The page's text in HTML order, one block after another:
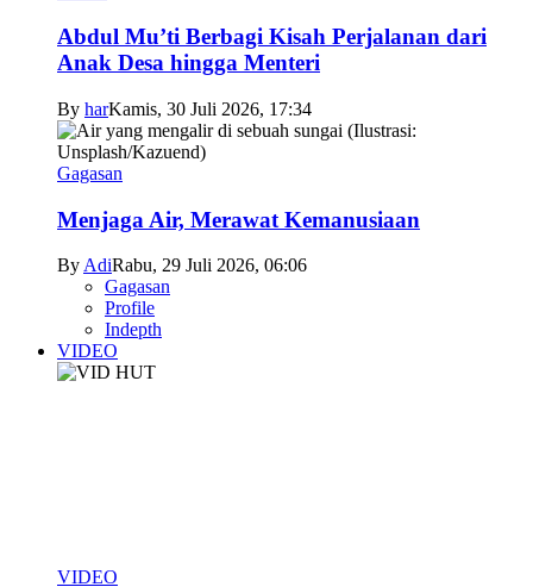
Abdul Mu’ti Berbagi Kisah Perjalanan dari
Anak Desa hingga Menteri
By harKamis, 30 Juli 2026, 17:34
Gagasan
Menjaga Air, Merawat Kemanusiaan
ByAdiRabu, 29 Juli 2026, 06:06
Gagasan
Profile
Indepth
VIDEO
VIDEO